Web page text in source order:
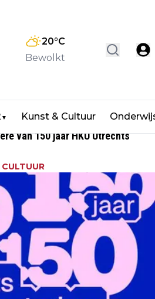
20°C
Bewolkt
▼ Kunst & Cultuur
van 150 jaar HKU Utrechts